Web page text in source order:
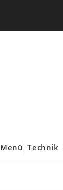
Menü Technik